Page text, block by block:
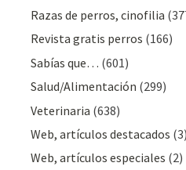
Razas de perros, cinofilia
Revista gratis perros (166)
Sabías que… (601)
Salud/Alimentación (299)
Veterinaria (638)
Web, artículos destacados (3)
Web, artículos especiales (2)